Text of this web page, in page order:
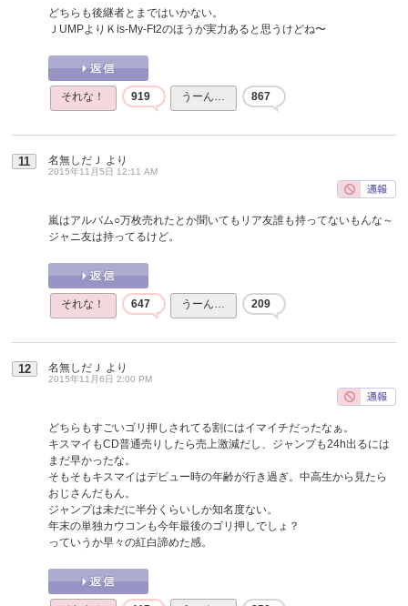
どちらも後継者とまではいかない。
ＪUMPよりＫis-My-Ft2のほうが実力あると思うけどね〜
それな！ 919 うーん… 867
11 名無しだＪ より
2015年11月5日 12:11 AM
嵐はアルバム○万枚売れたとか聞いてもリア友誰も持ってないもんな～
ジャニ友は持ってるけど。
それな！ 647 うーん… 209
12 名無しだＪ より
2015年11月6日 2:00 PM
どちらもすごいゴリ押しされてる割にはイマイチだったなぁ。
キスマイもCD普通売りしたら売上激減だし、ジャンプも24h出るには
まだ早かったな。
そもそもキスマイはデビュー時の年齢が行き過ぎ。中高生から見たら
おじさんだもん。
ジャンプは未だに半分くらいしか知名度ない。
年末の単独カウコンも今年最後のゴリ押しでしょ？
っていうか早々の紅白諦めた感。